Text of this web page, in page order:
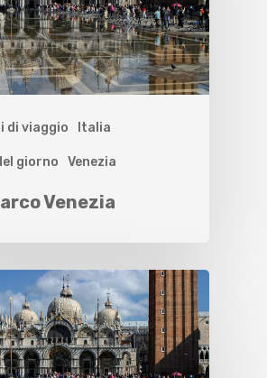
di viaggio Italia
giorno Venezia
Venezia